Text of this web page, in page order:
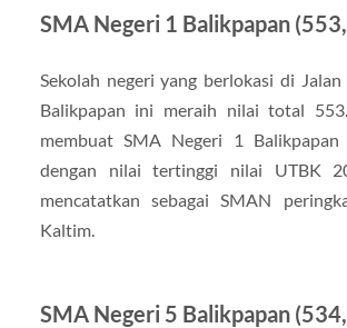
SMA Negeri 1 Balikpapan
Sekolah negeri yang berlokasi di Jalan
Balikpapan ini meraih nilai total
membuat SMA Negeri 1 Balikpapan
dengan nilai tertinggi nilai UTBK
mencatatkan sebagai SMAN
Kaltim.
SMA Negeri 5 Balikpapan